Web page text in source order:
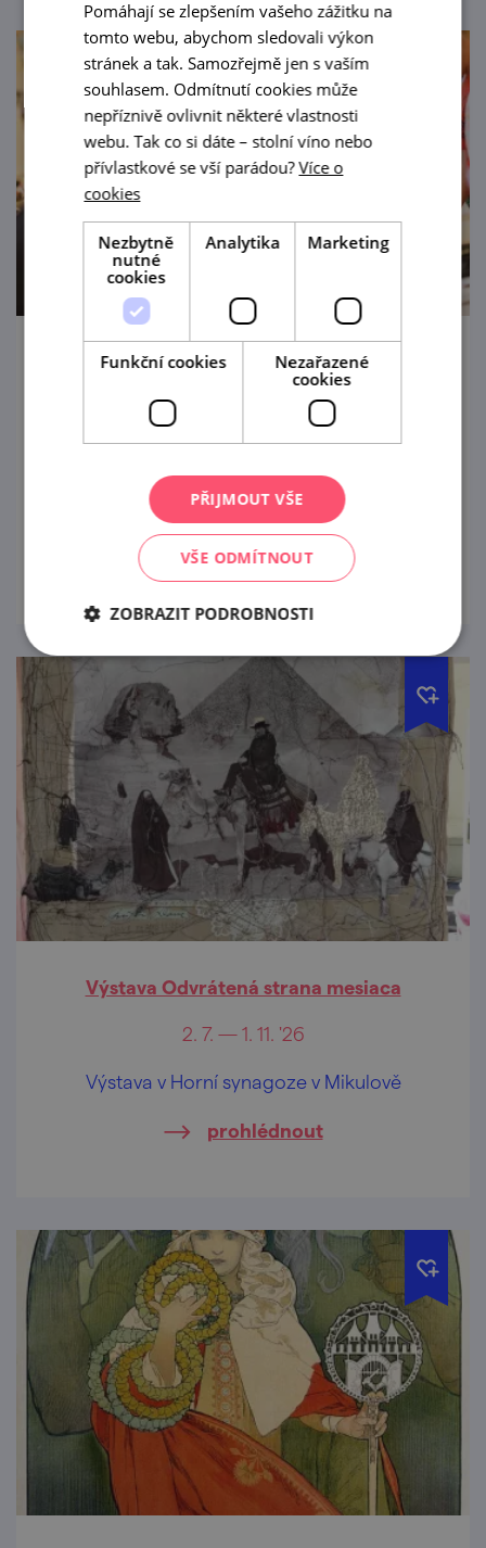
Národní soutěž vín Mikulovské vinařské
11. 9. — 13. 9. '26
Výstava nominační soutěže vín Mikulovské
vinařské podoblasti
prohlédnout
Výstava Odvrátená strana mesiaca
2. 7. — 1. 11. '26
Výstava v Horní synagoze v Mikulově
prohlédnout
Pomáhají se zlepšením vašeho zážitku na
tomto webu, abychom sledovali výkon
stránek a tak. Samozřejmě jen s vaším
souhlasem. Odmítnutí cookies může
nepříznivě ovlivnit některé vlastnosti
webu. Tak co si dáte – stolní víno nebo
přívlastkové se vší parádou?Více o
cookies
Nezbytně
nutné
cookies
Analytika Marketing
Funkční cookies
Nezařazené
cookies
PŘIJMOUT VŠE
VŠE ODMÍTNOUT
ZOBRAZIT PODROBNOSTI